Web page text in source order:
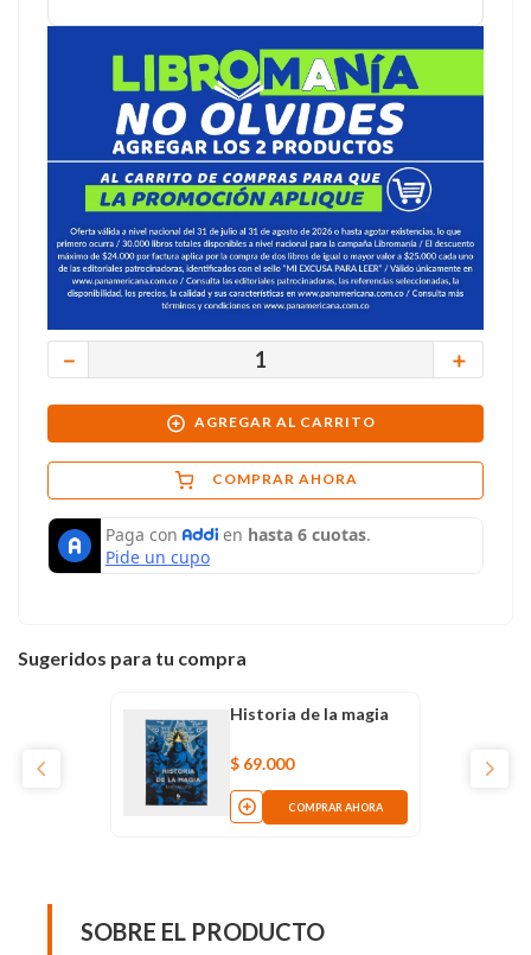
＋
－
AGREGAR AL CARRITO
COMPRAR AHORA
Sugeridos para tu compra
Historia de la magia
$ 69.000
COMPRAR AHORA
SOBRE EL PRODUCTO